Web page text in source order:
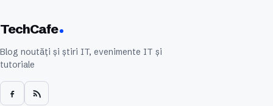
TechCafe
Blog noutăți și știri IT, evenimente IT și
tutoriale